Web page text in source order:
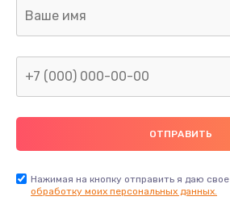
Нажимая на кнопку отправить я даю свое
обработку моих персональных данных.